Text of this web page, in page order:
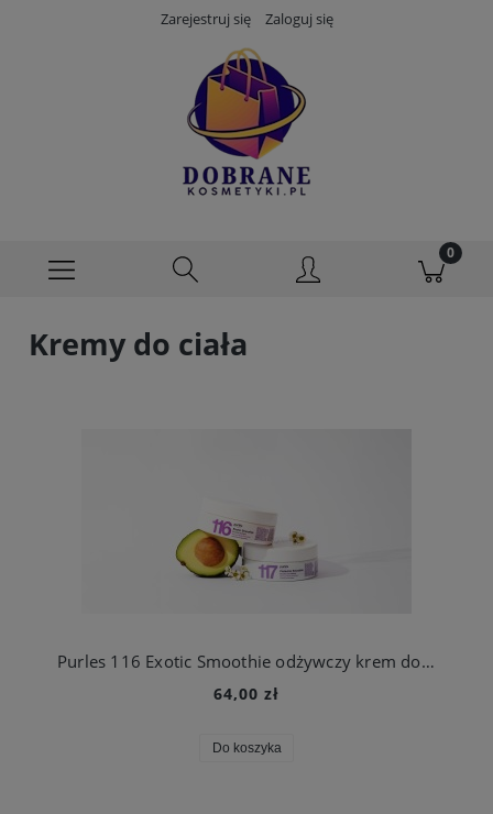
Zarejestruj się Zaloguj się
Kremy do ciała
Purles 116 Exotic Smoothie odżywczy krem do ciała o jedwabistej konsystencji 160 ml
64,00 zł
Do koszyka